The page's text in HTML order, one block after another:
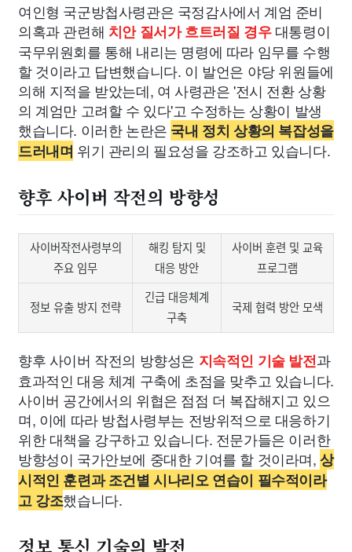
여인형 국군방첩사령관은 국정감사에서 계엄 준비
의혹과 관련해 치안 질서가 흐트러질 경우대통령이
국무위원회를 통해 내리는 명령에 따라 임무를 수행
할 것이라고 답변했습니다. 이 발언은 야당 위원들에
의해 지적을 받았는데, 여 사령관은 '전시 전환 상황
의 계엄만 고려할 수 있다'고 수정하는 상황이 발생
했습니다. 이러한 논란은 국내 정치 상황의 복잡성을
드러내며 위기 관리의 필요성을 강조하고 있습니다.
향후 사이버 작전의 방향성
사이버작전사령부의
주요 임무
해킹 탐지 및
대응 방안
사이버 훈련 및 교육
프로그램
정보 유출 방지 전략
긴급 대응체계
구축
국제 협력 방안 모색
향후 사이버 작전의 방향성은 지속적인 기술 발전과
효과적인 대응 체계 구축에 초점을 맞추고 있습니다.
사이버 공간에서의 위협은 점점 더 복잡해지고 있으
며, 이에 따라 방첩사령부는 전방위적으로 대응하기
위한 대책을 강구하고 있습니다. 전문가들은 이러한
방향성이 국가안보에 중대한 기여를 할 것이라며,상
시적인 훈련과 조건별 시나리오 연습이 필수적이라
고 강조했습니다.
정보 통신 기술의 발전